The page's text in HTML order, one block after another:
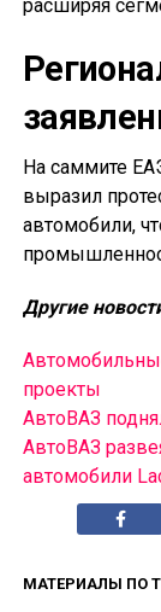
расширяя
На саммите
выразил
автомобили,
Другие
проекты
АвтоВАЗ
АвтоВАЗ
автомобили
МАТЕРИАЛЫ ПО